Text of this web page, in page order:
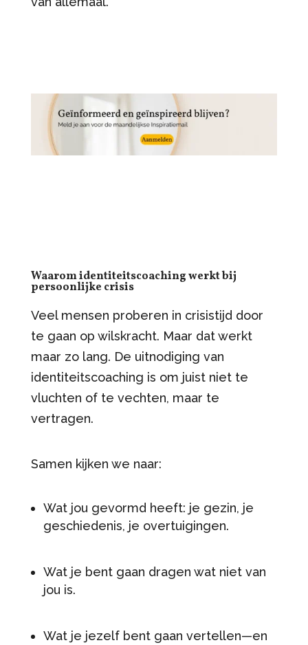
Waarom identiteitscoaching werkt bij
persoonlijke crisis
Veel mensen proberen in crisistijd door
te gaan op wilskracht. Maar dat werkt
maar zo lang. De uitnodiging van
identiteitscoaching is om juist niet te
vluchten of te vechten, maar te
vertragen.
Samen kijken we naar:
Wat jou gevormd heeft: je gezin, je
geschiedenis, je overtuigingen.
Wat je bent gaan dragen wat niet van
jou is.
Wat je jezelf bent gaan vertellen—en